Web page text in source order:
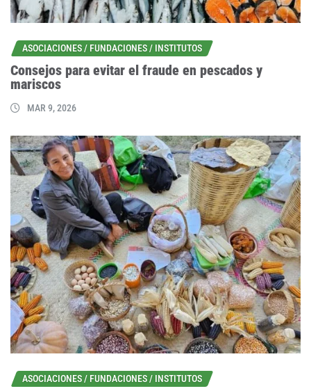
ASOCIACIONES / FUNDACIONES / INSTITUTOS
Consejos para evitar el fraude en pescados y
mariscos
MAR 9, 2026
ASOCIACIONES / FUNDACIONES / INSTITUTOS